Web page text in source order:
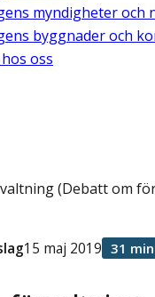
myndigheter och
byggnader och
oss
(Debatt om
15 maj 2019 31